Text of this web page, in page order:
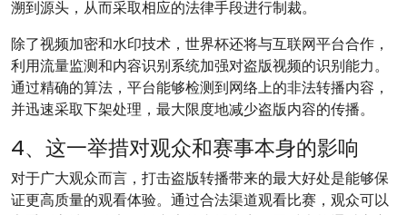
溯到源头，从而采取相应的法律手段进行制裁。
除了视频加密和水印技术，世界杯还将与互联网平台合作，
利用流量监测和内容识别系统加强对盗版视频的识别能力。
通过精确的算法，平台能够检测到网络上的非法转播内容，
并迅速采取下架处理，最大限度地减少盗版内容的传播。
4、这一举措对观众和赛事本身的影响
对于广大观众而言，打击盗版转播带来的最大好处是能够保
证更高质量的观看体验。通过合法渠道观看比赛，观众可以